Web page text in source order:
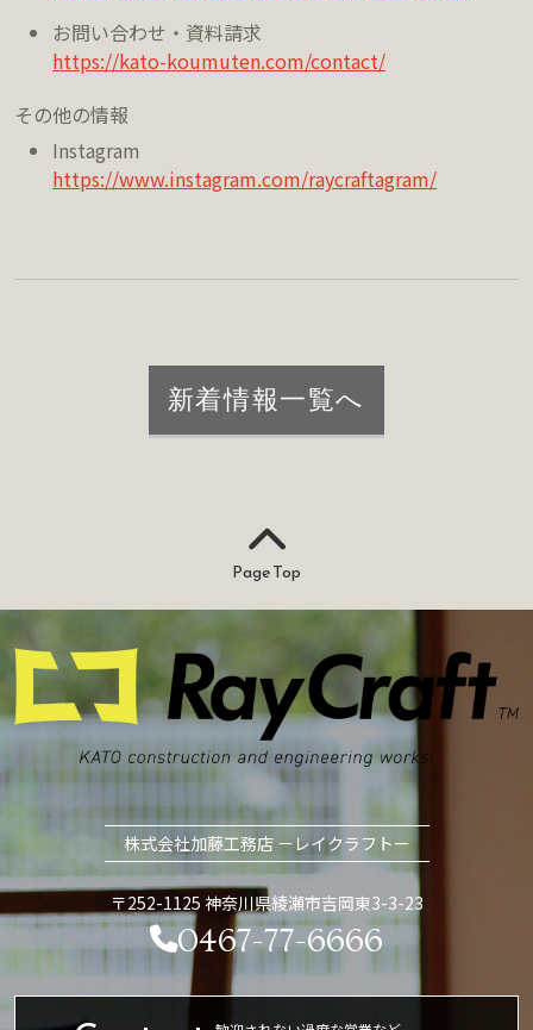
お問い合わせ・資料請求
https://kato-koumuten.com/contact/
その他の情報
Instagram
https://www.instagram.com/raycraftagram/
新着情報一覧へ
Page Top
株式会社加藤工務店 －レイクラフトー
〒252-1125 神奈川県綾瀬市吉岡東3-3-23
0467-77-6666